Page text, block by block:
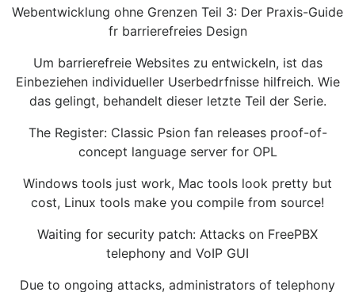
Webentwicklung ohne Grenzen Teil 3: Der Praxis-Guide
fr barrierefreies Design
Um barrierefreie Websites zu entwickeln, ist das
Einbeziehen individueller Userbedrfnisse hilfreich. Wie
das gelingt, behandelt dieser letzte Teil der Serie.
The Register: Classic Psion fan releases proof-of-
concept language server for OPL
Windows tools just work, Mac tools look pretty but
cost, Linux tools make you compile from source!
Waiting for security patch: Attacks on FreePBX
telephony and VoIP GUI
Due to ongoing attacks, administrators of telephony